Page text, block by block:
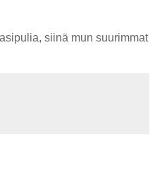
siinä mun suurimmat